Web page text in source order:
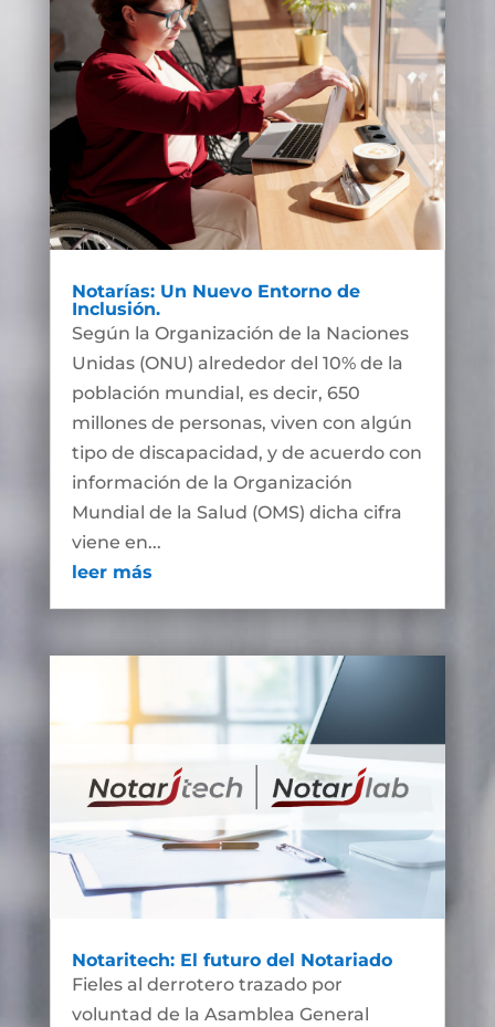
Notarías: Un Nuevo Entorno de
Inclusión.
Según la Organización de la Naciones
Unidas (ONU) alrededor del 10% de la
población mundial, es decir, 650
millones de personas, viven con algún
tipo de discapacidad, y de acuerdo con
información de la Organización
Mundial de la Salud (OMS) dicha cifra
viene en...
leer más
Notaritech: El futuro del Notariado
Fieles al derrotero trazado por
voluntad de la Asamblea General